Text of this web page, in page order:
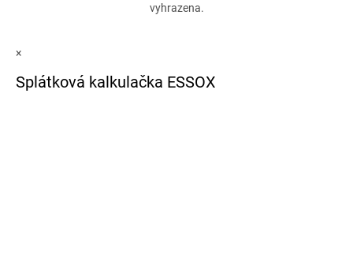
vyhrazena.
×
Splátková kalkulačka ESSOX